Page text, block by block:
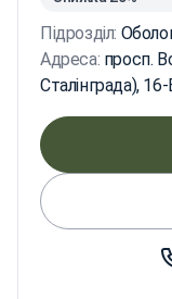
Підрозділ:
Адреса: просп.
Сталінграда),